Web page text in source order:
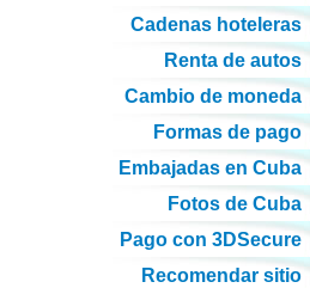
Cadenas hoteleras
Renta de autos
Cambio de moneda
Formas de pago
Embajadas en Cuba
Fotos de Cuba
Pago con 3DSecure
Recomendar sitio